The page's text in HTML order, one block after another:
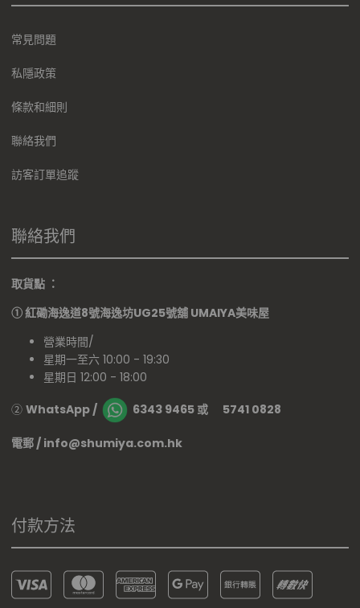
常見問題
私隱政策
條款和細則
聯絡我們
訪客訂單追蹤
聯絡我們
取貨點 ：
①紅磡海逸道8號海逸坊UG25號舖 UMAIYA美味屋
營業時間/
星期一至六 10:00 - 19:30
星期日 12:00 - 18:00
② WhatsApp / 6343 9465 或 5741 0828
電郵 / info@shumiya.com.hk
付款方法